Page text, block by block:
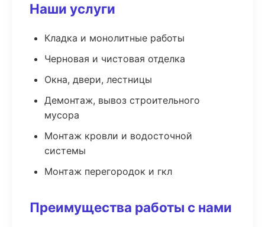
Наши услуги
Кладка и монолитные работы
Черновая и чистовая отделка
Окна, двери, лестницы
Демонтаж, вывоз строительного
мусора
Монтаж кровли и водосточной
системы
Монтаж перегородок и гкл
Преимущества работы с нами